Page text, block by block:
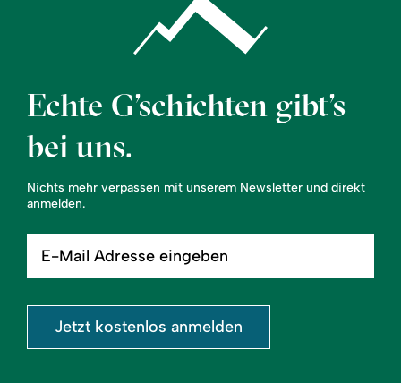
Echte G’schichten gibt’s
bei uns.
Nichts mehr verpassen mit unserem Newsletter und direkt
anmelden.
Mail
eingeben
Jetzt kostenlos anmelden